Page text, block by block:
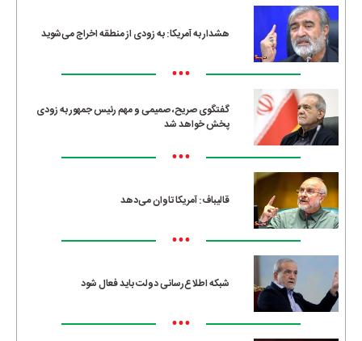
هشدار به آمریکا: به زودی از منطقه اخراج می‌شوید
•••
گفتگوی صریح، صمیمی و مهم رئیس جمهور به زودی
پخش خواهد شد
•••
قالیباف: آمریکا تاوان می‌دهد
•••
شبکه اطلاع‌رسانی دولت باید فعال شود
•••